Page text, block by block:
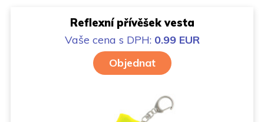
Reflexní přívěšek vesta
Vaše cena s DPH: 0.99 EUR
Objednat